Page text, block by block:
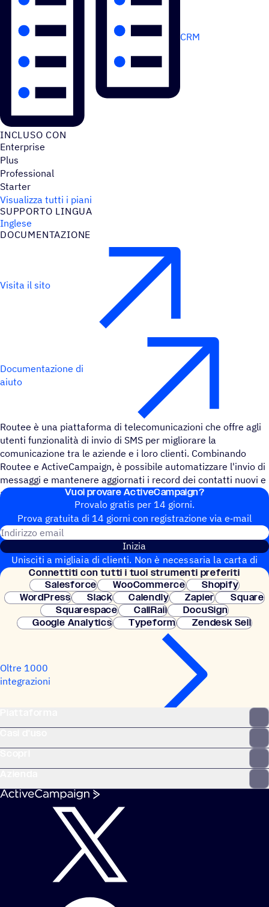
CRM
INCLUSO CON
Enterprise
Plus
Professional
Starter
Visualizza tutti i piani
SUPPORTO LINGUA
Inglese
DOCU­MEN­TA­ZIONE
Visita il sito
Documentazione di
aiuto
Routee è una piattaforma di telecomunicazioni che offre agli
utenti funzionalità di invio di SMS per migliorare la
comunicazione tra le aziende e i loro clienti. Combinando
Routee e ActiveCampaign, è possibile automatizzare l'invio di
messaggi e mantenere aggiornati i record dei contatti nuovi e
attuali con informazioni rilevanti.
Vuoi provare ActiveCampaign?
Provalo gratis per 14 giorni.
Prova gratuita di 14 giorni con regi­stra­zione via e‑mail
Inizia
Unisciti a migliaia di clienti. Non è necessaria la carta di
credito. Configurazione istantanea.
Connet­titi con tutti i tuoi strumenti preferiti
Salesforce
WooCommerce
Shopify
WordPress
Slack Calendly Zapier
Square
Squarespace
CallRail
DocuSign
Google Analytics
Typeform Zendesk Sell
Oltre 1000
integrazioni